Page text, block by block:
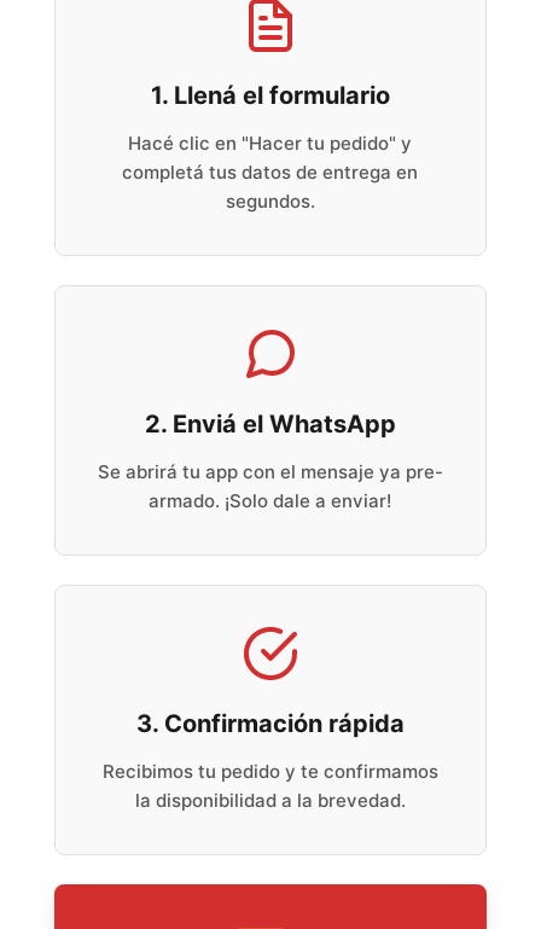
1. Llená el formulario
Hacé clic en "Hacer tu pedido" y
completá tus datos de entrega en
segundos.
2. Enviá el WhatsApp
Se abrirá tu app con el mensaje ya pre-
armado. ¡Solo dale a enviar!
3. Confirmación rápida
Recibimos tu pedido y te confirmamos
la disponibilidad a la brevedad.